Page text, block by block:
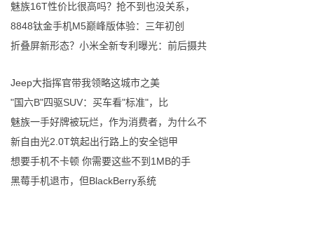
魅族16T性价比很高吗？抢不到也没关系，
8848钛金手机M5巅峰版体验：三年初创
折叠屏新形态？小米全新专利曝光：前后摄共
Jeep大指挥官带我领略这城市之美
"国六B"四驱SUV：买车看"标准"，比
魅族一手好牌被玩烂，作为消费者，为什么不
新自由光2.0T筑起出行路上的安全铠甲
想要手机不卡顿 你需要这些不到1MB的手
黑莓手机退市，但BlackBerry系统